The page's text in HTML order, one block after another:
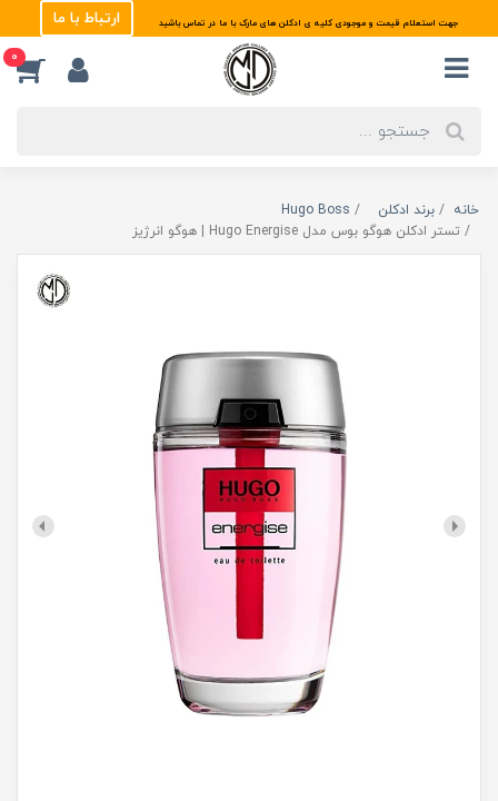
جهت استعلام قیمت و موجودی کلیه ی ادکلن های مارک با ما در تماس باشید ارتباط با ما
0
خانه برند ادکلن
Hugo Boss
تستر ادکلن هوگو بوس مدل Hugo Energise | هوگو انرژیز